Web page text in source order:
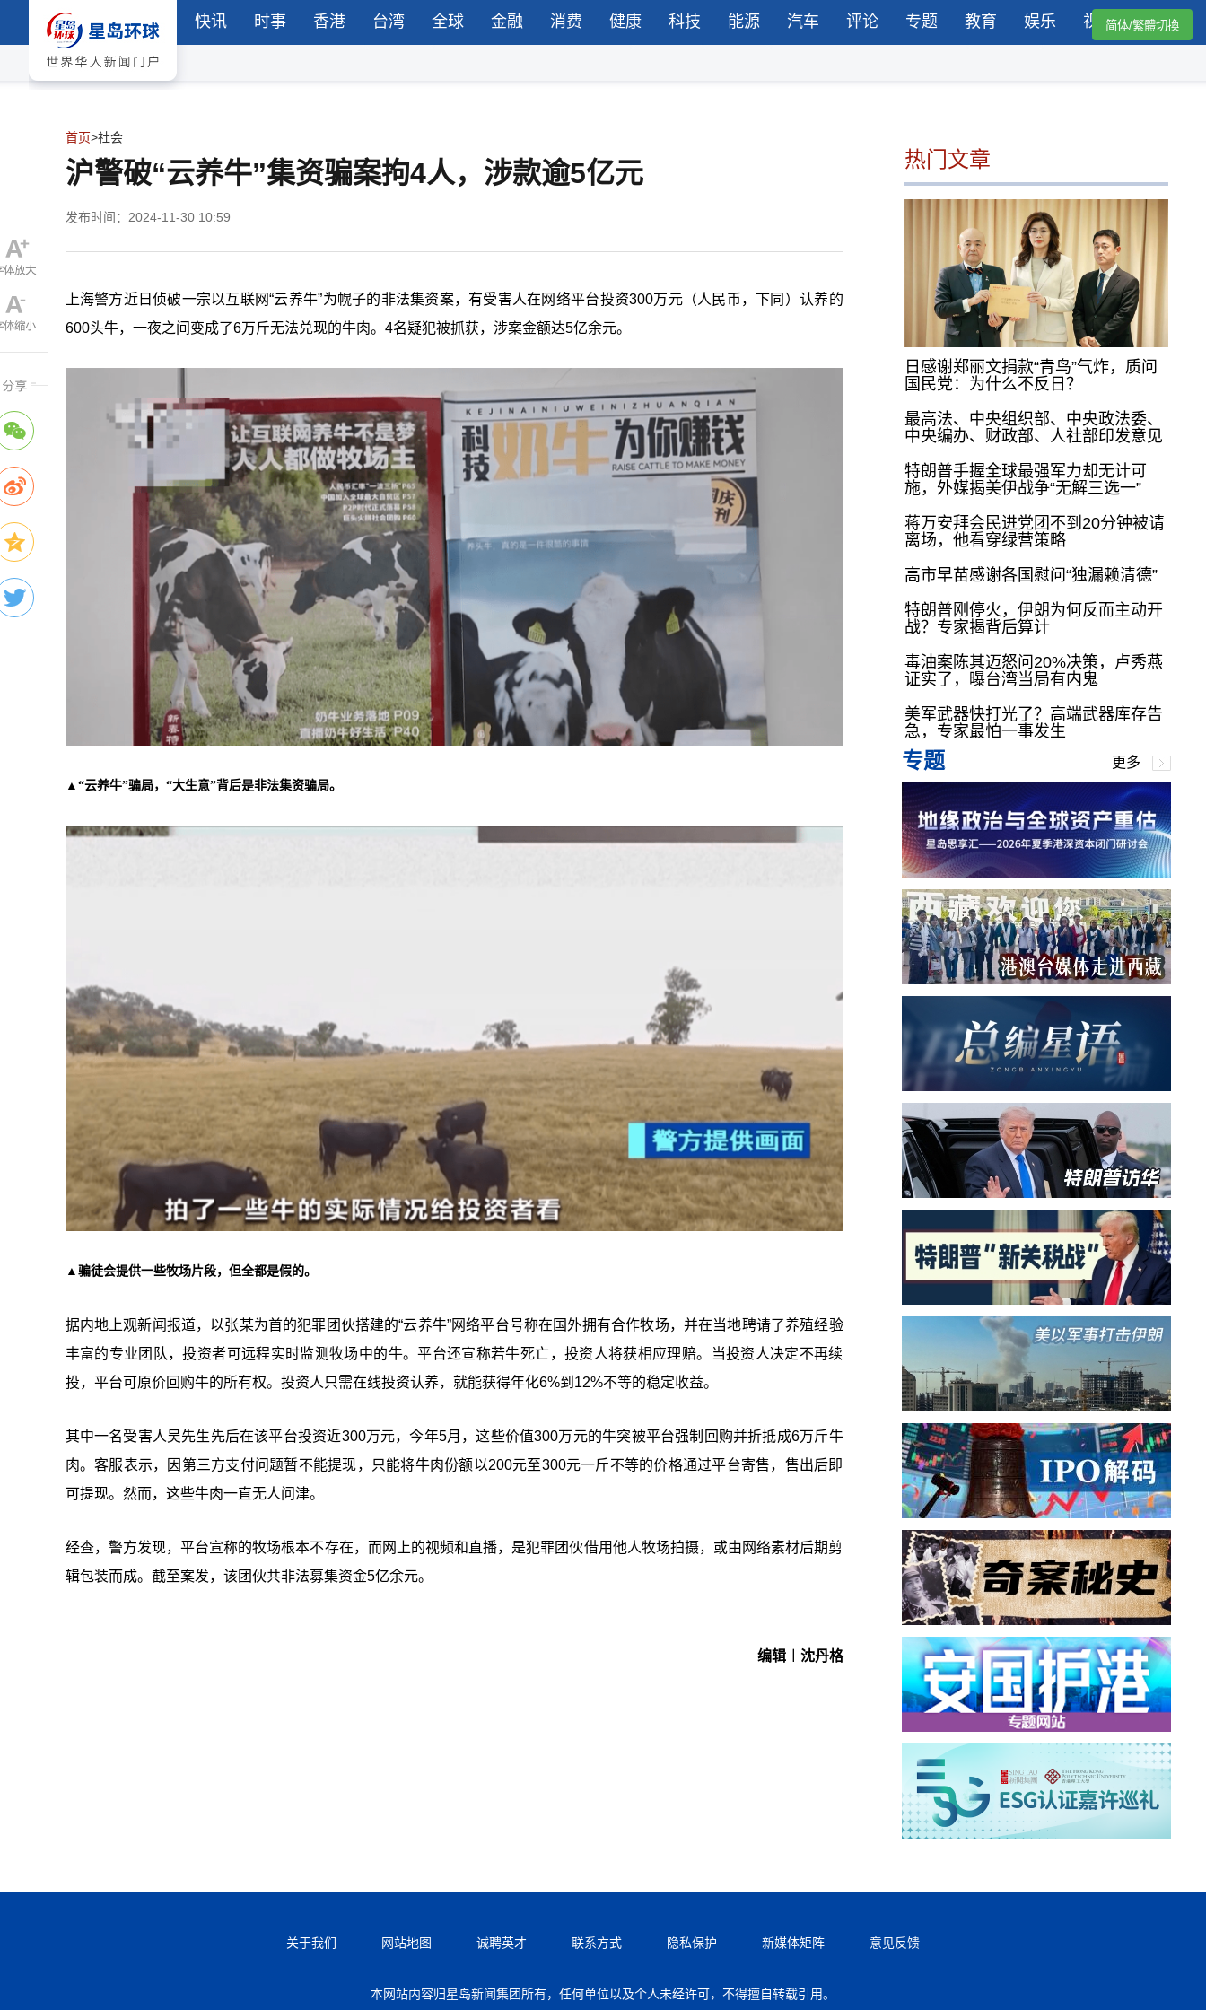
快讯 时事 香港 台湾 全球 金融 消费 健康 科技 能源 汽车 评论 专题 教育 娱乐 视频简体/繁體切換
首页>社会
沪警破“云养牛”集资骗案拘4人，涉款逾5亿元
发布时间：2024-11-30 10:59
上海警方近日侦破一宗以互联网“云养牛”为幌子的非法集资案，有受害人在网络平台投资300万元（人民币，下同）认养的
600头牛，一夜之间变成了6万斤无法兑现的牛肉。4名疑犯被抓获，涉案金额达5亿余元。
▲“云养牛”骗局，“大生意”背后是非法集资骗局。
▲骗徒会提供一些牧场片段，但全都是假的。
据内地上观新闻报道，以张某为首的犯罪团伙搭建的“云养牛”网络平台号称在国外拥有合作牧场，并在当地聘请了养殖经验
丰富的专业团队，投资者可远程实时监测牧场中的牛。平台还宣称若牛死亡，投资人将获相应理赔。当投资人决定不再续
投，平台可原价回购牛的所有权。投资人只需在线投资认养，就能获得年化6%到12%不等的稳定收益。
其中一名受害人吴先生先后在该平台投资近300万元，今年5月，这些价值300万元的牛突被平台强制回购并折抵成6万斤牛
肉。客服表示，因第三方支付问题暂不能提现，只能将牛肉份额以200元至300元一斤不等的价格通过平台寄售，售出后即
可提现。然而，这些牛肉一直无人问津。
经查，警方发现，平台宣称的牧场根本不存在，而网上的视频和直播，是犯罪团伙借用他人牧场拍摄，或由网络素材后期剪
辑包装而成。截至案发，该团伙共非法募集资金5亿余元。
编辑︱沈丹格
热门文章
日感谢郑丽文捐款“青鸟”气炸，质问
国民党：为什么不反日？
最高法、中央组织部、中央政法委、
中央编办、财政部、人社部印发意见
特朗普手握全球最强军力却无计可
施，外媒揭美伊战争“无解三选一”
蒋万安拜会民进党团不到20分钟被请
离场，他看穿绿营策略
高市早苗感谢各国慰问“独漏赖清德”
特朗普刚停火，伊朗为何反而主动开
战？专家揭背后算计
毒油案陈其迈怒问20%决策，卢秀燕
证实了，曝台湾当局有内鬼
美军武器快打光了？高端武器库存告
急，专家最怕一事发生
专题 更多
关于我们 网站地图 诚聘英才 联系方式 隐私保护 新媒体矩阵 意见反馈
本网站内容归星岛新闻集团所有，任何单位以及个人未经许可，不得擅自转载引用。